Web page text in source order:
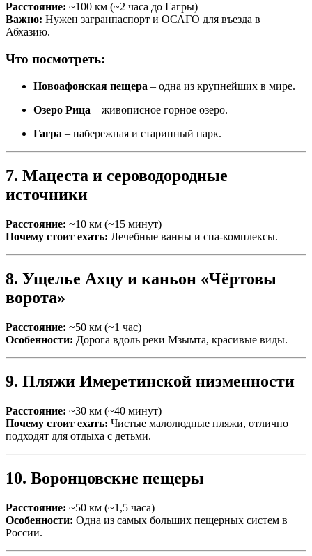
Расстояние: ~100 км (~2 часа до Гагры)
Важно: Нужен загранпаспорт и ОСАГО для въезда в
Абхазию.
Что посмотреть:
Новоафонская пещера – одна из крупнейших в мире.
Озеро Рица – живописное горное озеро.
Гагра – набережная и старинный парк.
7. Мацеста и сероводородные
источники
Расстояние: ~10 км (~15 минут)
Почему стоит ехать: Лечебные ванны и спа-комплексы.
8. Ущелье Ахцу и каньон «Чёртовы
ворота»
Расстояние: ~50 км (~1 час)
Особенности: Дорога вдоль реки Мзымта, красивые виды.
9. Пляжи Имеретинской низменности
Расстояние: ~30 км (~40 минут)
Почему стоит ехать: Чистые малолюдные пляжи, отлично
подходят для отдыха с детьми.
10. Воронцовские пещеры
Расстояние: ~50 км (~1,5 часа)
Особенности: Одна из самых больших пещерных систем в
России.